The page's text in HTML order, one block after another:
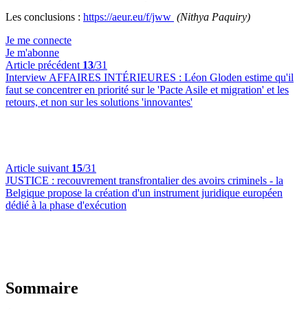
Les conclusions : https://aeur.eu/f/jww (Nithya Paquiry)
Je me connecte
Je m'abonne
Article précédent 13/31
Interview AFFAIRES INTÉRIEURES : Léon Gloden estime qu'il
faut se concentrer en priorité sur le 'Pacte Asile et migration' et les
retours, et non sur les solutions 'innovantes'
Article suivant 15/31
JUSTICE : recouvrement transfrontalier des avoirs criminels - la
Belgique propose la création d'un instrument juridique européen
dédié à la phase d'exécution
Sommaire